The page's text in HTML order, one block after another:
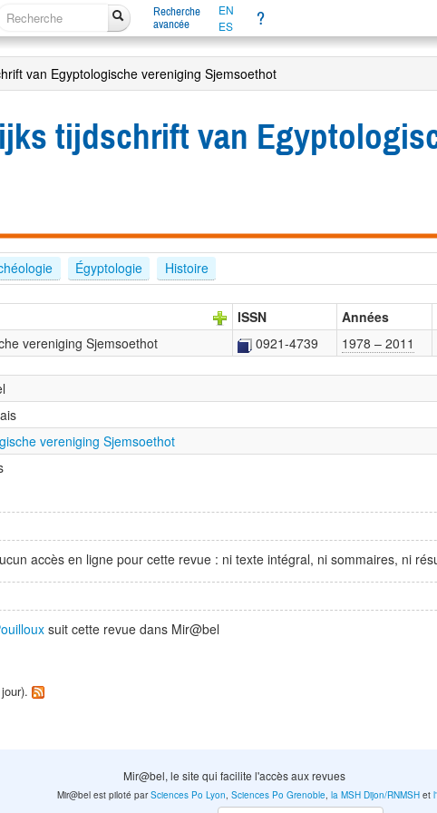
Recherche
avancée
EN
ES
?
van Egyptologische vereniging Sjemsoethot
tijdschrift van
Égyptologie Histoire
ISSN Années
vereniging Sjemsoethot
0921-4739 1978 – 2011
vereniging Sjemsoethot
accès en ligne pour cette revue : ni texte intégral, ni sommaires, ni
suit cette revue dans Mir@bel
Mir@bel, le site qui facilite l'accès aux revues
Mir@bel est piloté parSciences Po Lyon,Sciences Po Grenoble,la MSH Dijon/RNMSH et